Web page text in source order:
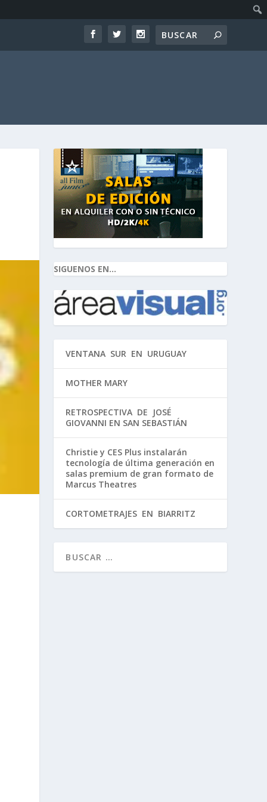
SIGUENOS EN...
VENTANA SUR EN URUGUAY
MOTHER MARY
RETROSPECTIVA DE JOSÉ
GIOVANNI EN SAN SEBASTIÁN
Christie y CES Plus instalarán
tecnología de última generación en
salas premium de gran formato de
Marcus Theatres
CORTOMETRAJES EN BIARRITZ